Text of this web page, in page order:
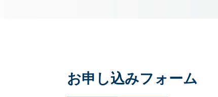
お申し込みフォーム